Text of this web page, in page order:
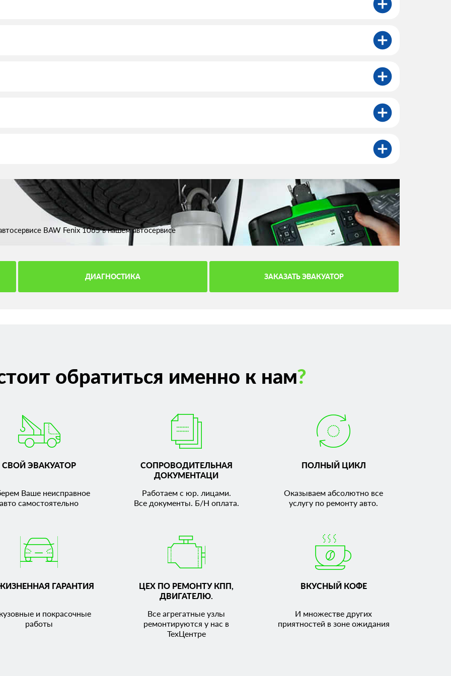
BAW Fenix 1065 в нашем автосервисе
ДИАГНОСТИКА ЗАКАЗАТЬ ЭВАКУАТОР
обратиться именно к нам?
СВОЙ ЭВАКУАТОР
Ваше неисправное
авто самостоятельно
СОПРОВОДИТЕЛЬНАЯ
ДОКУМЕНТАЦИ
Работаем с юр. лицами.
Все документы. Б/Н оплата.
ПОЛНЫЙ ЦИКЛ
Оказываем абсолютно все
услугу по ремонту авто.
ГАРАНТИЯ
и покрасочные
работы
ЦЕХ ПО РЕМОНТУ КПП,
ДВИГАТЕЛЮ.
Все агрегатные узлы
ремонтируются у нас в
ТехЦентре
ВКУСНЫЙ КОФЕ
И множестве других
приятностей в зоне ожидания